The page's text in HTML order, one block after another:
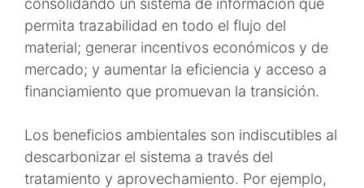
consolidando un sistema de información que
permita trazabilidad en todo el flujo del
material; generar incentivos económicos y de
mercado; y aumentar la eficiencia y acceso a
financiamiento que promuevan la transición.
Los beneficios ambientales son indiscutibles al
descarbonizar el sistema a través del
tratamiento y aprovechamiento. Por ejemplo,